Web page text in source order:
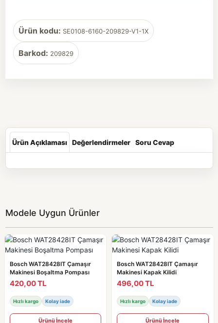
Ürün kodu: SE0108-6160-209829-V1-1X
Barkod: 209829
Ürün Açıklaması Değerlendirmeler Soru Cevap
Modele Uygun Ürünler
Bosch WAT28428IT Çamaşır
Makinesi Boşaltma Pompası
420,00 TL
Hızlı kargo Kolay iade
Ürünü İncele
Bosch WAT28428IT Çamaşır
Makinesi Kapak Kilidi
496,00 TL
Hızlı kargo Kolay iade
Ürünü İncele